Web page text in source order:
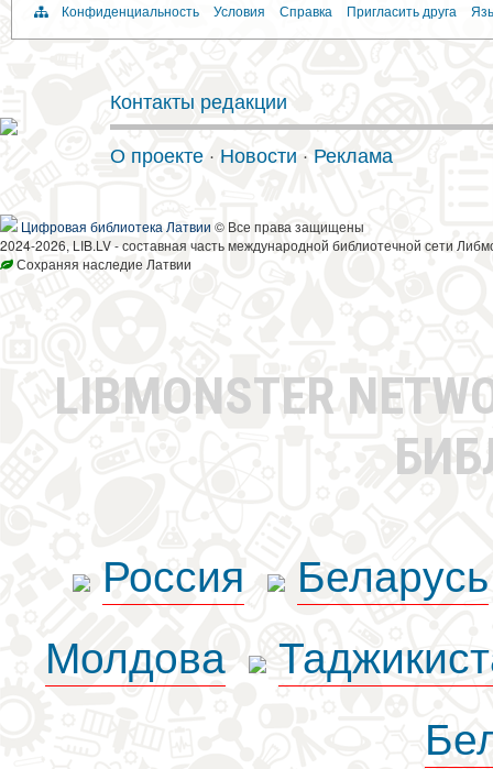
Конфиденциальность Условия Справка Пригласить друга
Контакты редакции
О проекте · Новости · Реклама
Цифровая библиотека Латвии © Все права защищены
2024-2026, LIB.LV - составная часть международной библиотечной сети
Сохраняя наследие Латвии
LIBMONSTER
Россия
Беларусь
Молдова